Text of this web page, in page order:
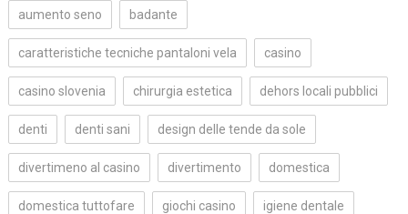
aumento seno badante
caratteristiche tecniche pantaloni vela casino
casino slovenia chirurgia estetica dehors locali pubblici
denti denti sani design delle tende da sole
divertimeno al casino divertimento domestica
domestica tuttofare giochi casino igiene dentale